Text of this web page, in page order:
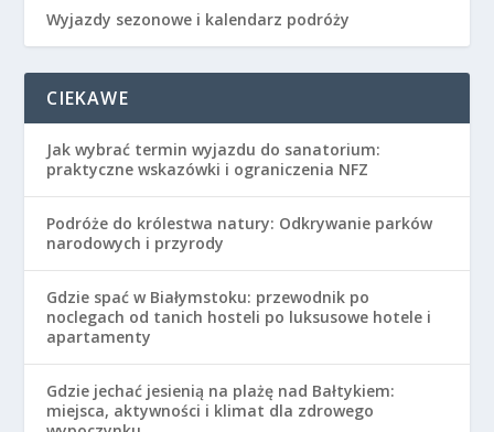
Wyjazdy sezonowe i kalendarz podróży
CIEKAWE
Jak wybrać termin wyjazdu do sanatorium:
praktyczne wskazówki i ograniczenia NFZ
Podróże do królestwa natury: Odkrywanie parków
narodowych i przyrody
Gdzie spać w Białymstoku: przewodnik po
noclegach od tanich hosteli po luksusowe hotele i
apartamenty
Gdzie jechać jesienią na plażę nad Bałtykiem:
miejsca, aktywności i klimat dla zdrowego